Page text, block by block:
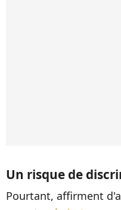
Un risque de
Pourtant, affirment